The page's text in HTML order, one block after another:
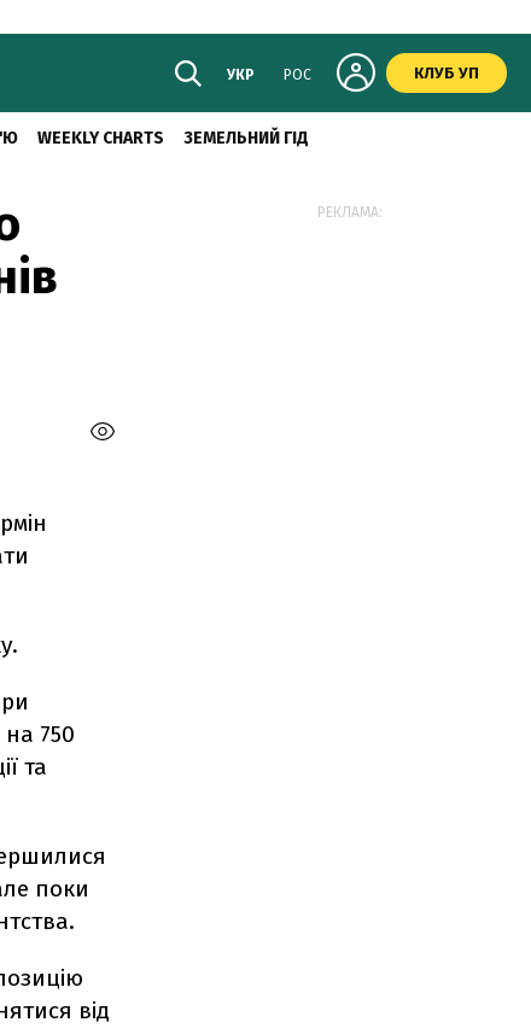
УКР РОС КЛУБ УП
WEEKLY CHARTS ЗЕМЕЛЬНИЙ ГІД
750
та
поки
від
РЕКЛАМА: